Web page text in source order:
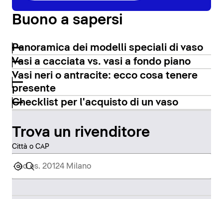
Buono a sapersi
Panoramica dei modelli speciali di vaso
Vasi a cacciata vs. vasi a fondo piano
Vasi neri o antracite: ecco cosa tenere
presente
Checklist per l'acquisto di un vaso
Trova un rivenditore
Città o CAP